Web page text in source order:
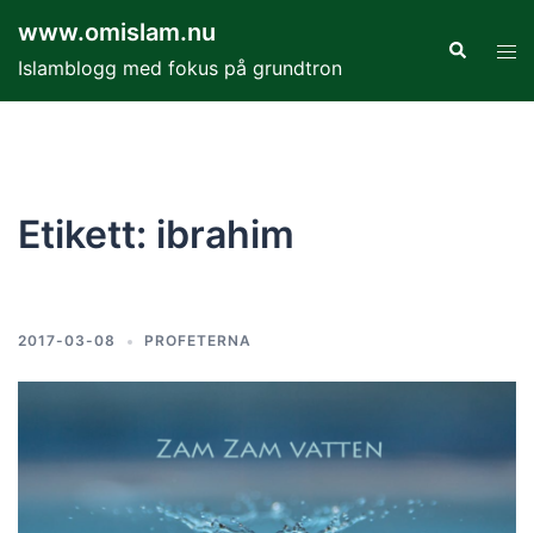
innehåll
www.omislam.nu
Islamblogg med fokus på grundtron
Sök
Slå
Etikett: ibrahim
2017-03-08 PROFETERNA